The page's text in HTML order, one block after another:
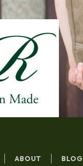
ABOUT BLOG